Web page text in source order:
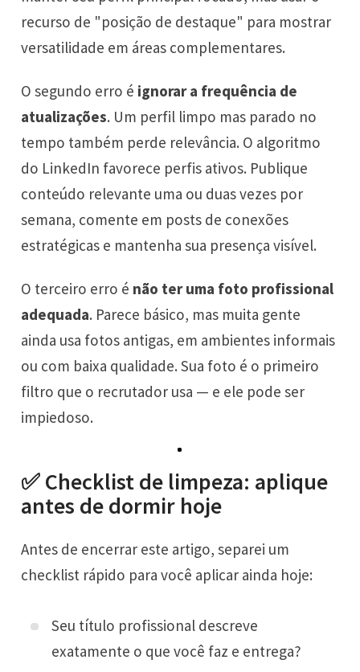
recurso de "posição de destaque" para mostrar
versatilidade em áreas complementares.
O segundo erro é ignorar a frequência de
atualizações. Um perfil limpo mas parado no
tempo também perde relevância. O algoritmo
do LinkedIn favorece perfis ativos. Publique
conteúdo relevante uma ou duas vezes por
semana, comente em posts de conexões
estratégicas e mantenha sua presença visível.
O terceiro erro é não ter uma foto profissional
adequada. Parece básico, mas muita gente
ainda usa fotos antigas, em ambientes informais
ou com baixa qualidade. Sua foto é o primeiro
filtro que o recrutador usa — e ele pode ser
impiedoso.
✅ Checklist de limpeza: aplique
antes de dormir hoje
Antes de encerrar este artigo, separei um
checklist rápido para você aplicar ainda hoje:
Seu título profissional descreve
exatamente o que você faz e entrega?